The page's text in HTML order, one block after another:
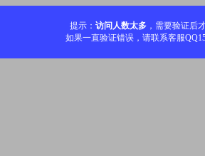
提示： 访问人数太多 ，需要验证后
如果一直验证错误，请联系客服